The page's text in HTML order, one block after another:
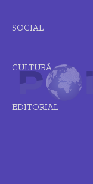
SOCIAL
CULTURĂ
EDITORIAL